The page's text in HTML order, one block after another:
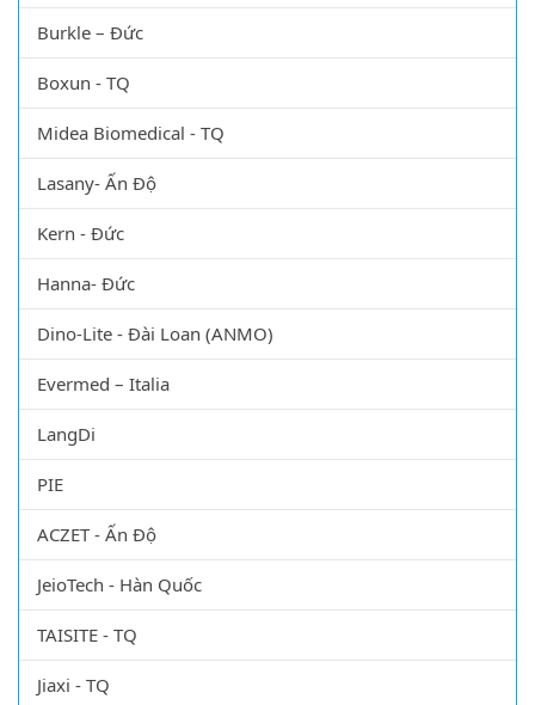
Burkle – Đức
Boxun - TQ
Midea Biomedical - TQ
Lasany- Ấn Độ
Kern - Đức
Hanna- Đức
Dino-Lite - Đài Loan (ANMO)
Evermed – Italia
LangDi
PIE
ACZET - Ấn Độ
JeioTech - Hàn Quốc
TAISITE - TQ
Jiaxi - TQ